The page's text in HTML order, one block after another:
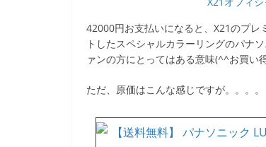
42000円お支払いになると、X21のプ
トしたスペシャルカラーリングのパナ
ァンの方にとってはある意味(^^お買い
ただ、原価はこんな感じですが。。。。